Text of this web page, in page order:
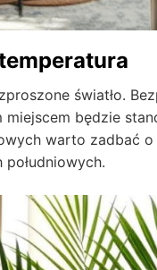
światło.
będzie
warto zadbać